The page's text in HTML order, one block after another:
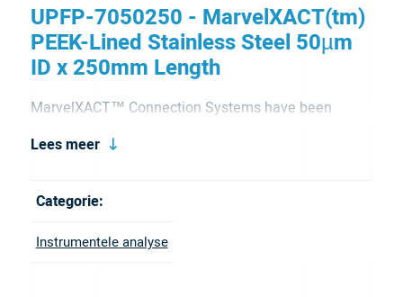
UPFP-7050250 - MarvelXACT(tm)
PEEK-Lined Stainless Steel 50µm
ID x 250mm Length
MarvelXACT™ Connection Systems have been
expertly designed to eliminate the risk of under- or
mechanism. This unique feature emits a haptic
MarvelXACT incorporates our advanced MarvelX™
Lees meer
Categorie:
Instrumentele analyse